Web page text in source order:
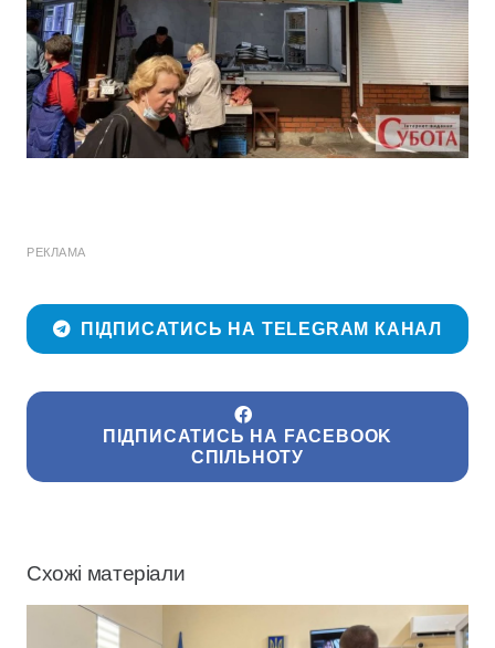
РЕКЛАМА
ПІДПИСАТИСЬ НА TELEGRAM КАНАЛ
ПІДПИСАТИСЬ НА FACEBOOK
СПІЛЬНОТУ
Схожі матеріали